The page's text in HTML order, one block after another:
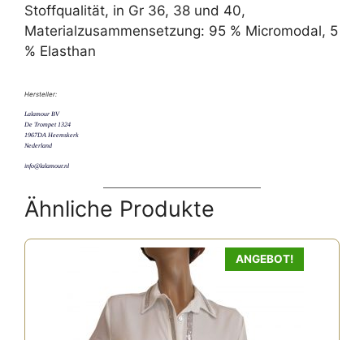
Stoffqualität, in Gr 36, 38 und 40,
Materialzusammensetzung: 95 % Micromodal, 5
% Elasthan
Hersteller:
Lalamour BV
De Trompet 1324
1967DA Heemskerk
Nederland
info@lalamour.nl
Ähnliche Produkte
ANGEBOT!